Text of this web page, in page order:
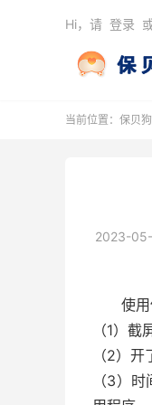
Hi，请 登录
当前位置： 保贝
2023-
使用
（1）
（2）
（3）